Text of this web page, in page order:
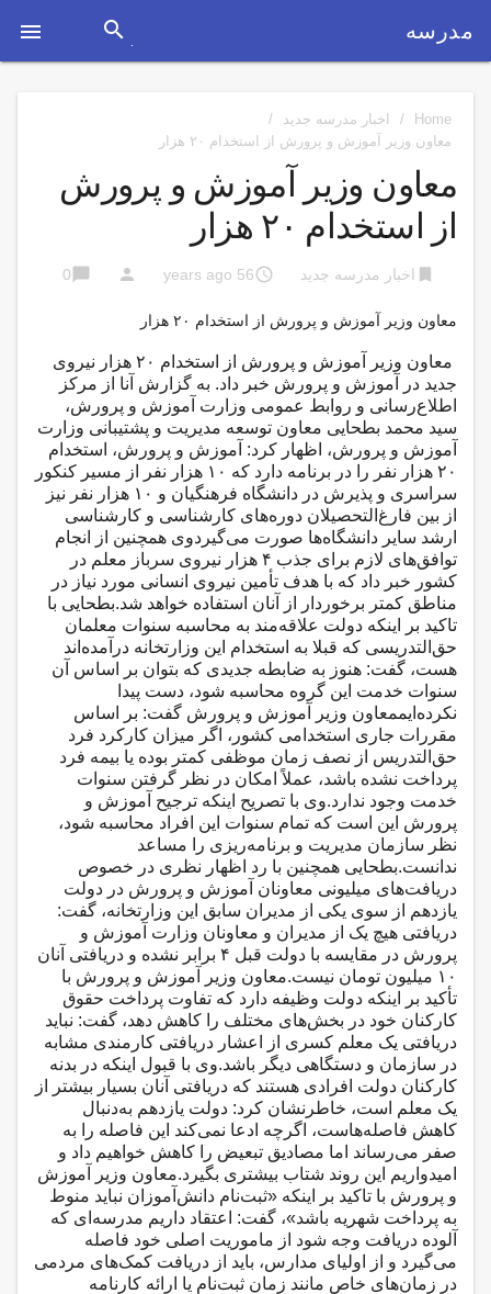
 مدرسه search
Home
/ اخبار مدرسه جدید
/
معاون وزیر آموزش و پرورش از استخدام ۲۰ هزار
معاون وزیر آموزش و پرورش
از استخدام ۲۰ هزار
bookmark اخبار مدرسه جدید access_time
56 years ago
person
chat_bubble
0
معاون وزیر آموزش و پرورش از استخدام ۲۰ هزار
معاون وزیر آموزش و پرورش از استخدام ۲۰ هزار نیروی
جدید در آموزش و پرورش خبر داد. به گزارش آنا از مرکز
اطلاع‌رسانی و روابط عمومی وزارت آموزش و پرورش،
سید محمد بطحایی معاون توسعه مدیریت و پشتیبانی وزارت
آموزش و پرورش، اظهار کرد: آموزش و پرورش، استخدام
۲۰ هزار نفر را در برنامه دارد که ۱۰ هزار نفر از مسیر کنکور
سراسری و پذیرش در دانشگاه فرهنگیان و ۱۰ هزار نفر نیز
از بین فارغ‌التحصیلان دوره‌های کارشناسی و کارشناسی
ارشد سایر دانشگاه‌ها صورت می‌گیردوی همچنین از انجام
توافق‌‌های لازم برای جذب ۴ هزار نیروی سرباز معلم در
کشور خبر داد که با هدف تأمین نیروی انسانی مورد نیاز در
مناطق کمتر برخوردار از آنان استفاده خواهد شد.بطحایی با
تاکید بر اینکه دولت علاقه‌مند به محاسبه سنوات معلمان
حق‌التدریسی که قبلا به استخدام این وزارتخانه درآمده‌اند
هست، گفت: هنوز به ضابطه‌ جدیدی که بتوان بر اساس آن
سنوات خدمت این گروه محاسبه شود، دست‌ پیدا
نکرده‌ایممعاون وزیر آموزش و پرورش گفت: بر اساس
مقررات جاری استخدامی کشور، اگر میزان کارکرد فرد
حق‌التدریس از نصف زمان موظفی کمتر بوده یا بیمه فرد
پرداخت نشده باشد، عملاً امکان در نظر گرفتن سنوات
خدمت وجود ندارد.وی با تصریح اینکه ترجیح آموزش و
پرورش این است که تمام سنوات این افراد محاسبه شود،
نظر سازمان مدیریت و برنامه‌ریزی را مساعد
ندانست.بطحایی همچنین با رد اظهار نظری در خصوص
دریافت‌های میلیونی معاونان آموزش و پرورش در دولت
یازدهم از سوی یکی از مدیران سابق این وزارتخانه، گفت:
دریافتی هیچ یک از مدیران و معاونان وزارت آموزش و
پرورش در مقایسه با دولت قبل ۴ برابر نشده و دریافتی آنان
۱۰ میلیون تومان نیست.معاون وزیر آموزش و پرورش با
تأکید بر اینکه دولت وظیفه دارد که تفاوت پرداخت حقوق
کارکنان خود در بخش‌های مختلف را کاهش دهد، گفت: نباید
دریافتی یک معلم کسری از اعشار دریافتی کارمندی مشابه
در سازمان و دستگاهی دیگر باشد.وی با قبول اینکه در بدنه
کارکنان دولت افرادی هستند که دریافتی آنان بسیار بیشتر از
یک معلم است، خاطرنشان کرد: دولت یازدهم به‌دنبال
کاهش فاصله‌هاست، اگرچه ادعا نمی‌کند این فاصله را به
صفر می‌رساند اما مصادیق تبعیض را کاهش خواهیم داد و
امیدواریم این روند شتاب بیشتری بگیرد.معاون وزیر آموزش
و پرورش با تاکید بر اینکه «ثبت‌نام دانش‌آموزان نباید منوط
به پرداخت شهریه باشد»، گفت: اعتقاد داریم مدرسه‌ای که
آلوده دریافت وجه شود از ماموریت اصلی خود فاصله
می‌گیرد و از اولیای مدارس، باید از دریافت کمک‌های مردمی
در زمان‌های خاص مانند زمان ثبت‌نام یا ارائه کارنامه